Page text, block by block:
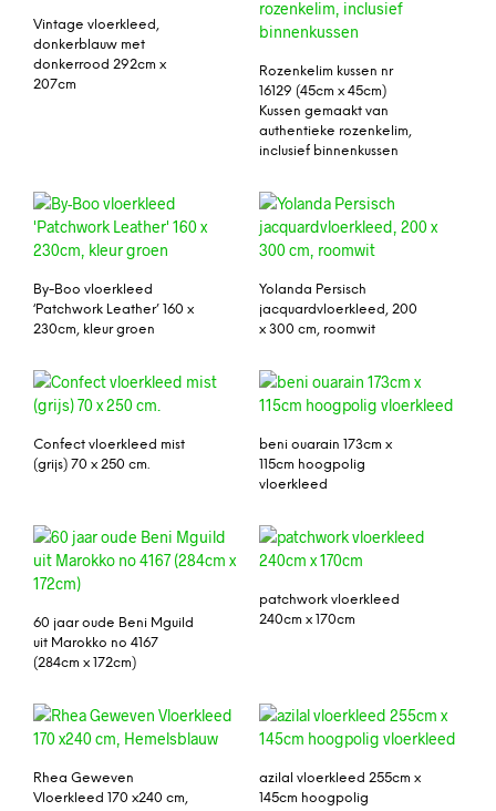
Vintage vloerkleed,
donkerblauw met
donkerrood 292cm x
207cm
Rozenkelim kussen nr
16129 (45cm x 45cm)
Kussen gemaakt van
authentieke rozenkelim,
inclusief binnenkussen
By-Boo vloerkleed
‘Patchwork Leather’ 160 x
230cm, kleur groen
Yolanda Persisch
jacquardvloerkleed, 200
x 300 cm, roomwit
Confect vloerkleed mist
(grijs) 70 x 250 cm.
beni ouarain 173cm x
115cm hoogpolig
vloerkleed
60 jaar oude Beni Mguild
uit Marokko no 4167
(284cm x 172cm)
patchwork vloerkleed
240cm x 170cm
Rhea Geweven
Vloerkleed 170 x240 cm,
azilal vloerkleed 255cm x
145cm hoogpolig